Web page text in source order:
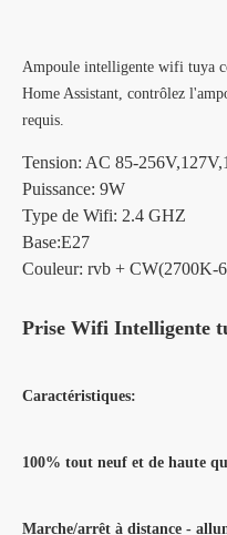
Ampoule intelligente wifi tuya
Home Assistant, contrôlez
requis.
Tension: AC 85-
Puissance: 9W
Type de Wifi: 2.4 GHZ
Base:E27
Couleur: rvb + CW(2700K-
Prise Wifi Intelligente
Caractéristiques:
100% tout neuf et de haute
Marche/arrêt à distance -